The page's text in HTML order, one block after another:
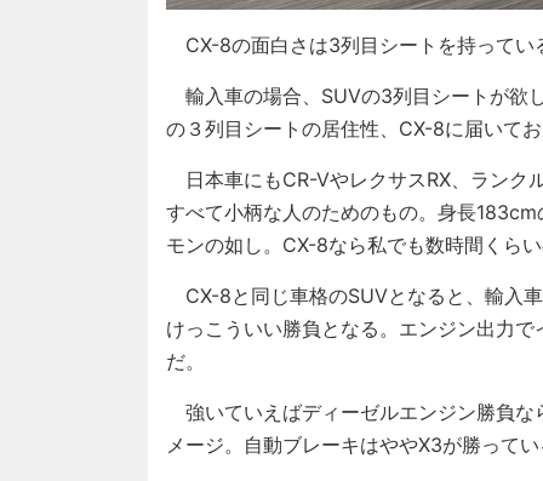
CX-8の面白さは3列目シートを持ってい
輸入車の場合、SUVの3列目シートが欲
の３列目シートの居住性、CX-8に届いて
日本車にもCR-VやレクサスRX、ランク
すべて小柄な人のためのもの。身長
モンの如し。CX-8なら私でも数時間くら
CX-8と同じ車格のSUVとなると、輸入
けっこういい勝負となる。エンジン出力
だ。
強いていえばディーゼルエンジン勝負
メージ。自動ブレーキはややX3が勝って